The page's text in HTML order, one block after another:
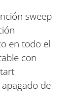
sweep
en todo el
con
de